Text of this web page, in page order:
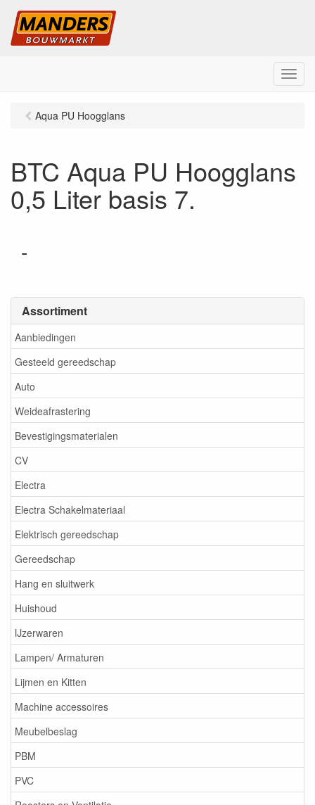
M
e
Assortiment
Aanbiedingen
Gesteeld gereedschap
Auto
Weideafrastering
Bevestigingsmaterialen
CV
Electra
Electra Schakelmateriaal
Elektrisch gereedschap
Gereedschap
Hang en sluitwerk
Huishoud
IJzerwaren
Lampen/ Armaturen
Lijmen en Kitten
Machine accessoires
Meubelbeslag
PBM
PVC
Aqua PU Hoogglans
BTC Aqua PU Hoogglans
0,5 Liter basis 7.
-